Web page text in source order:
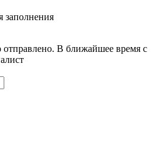
заполнения
В ближайшее время с